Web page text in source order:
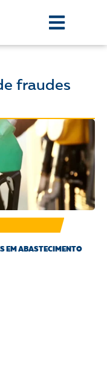
fraudes
EM ABASTECIMENTO